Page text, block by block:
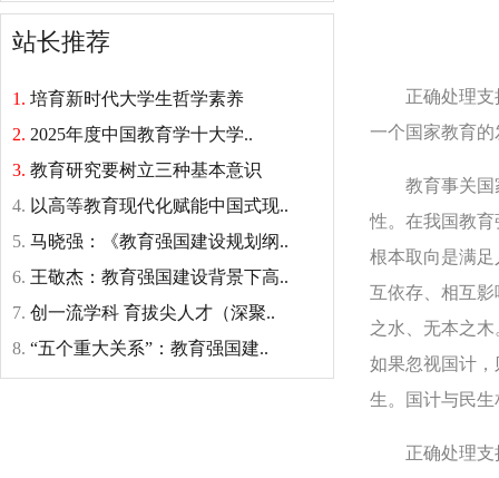
站长推荐
1. 培育新时代大学生哲学素养
2. 2025年度中国教育学十大学..
3. 教育研究要树立三种基本意识
4. 以高等教育现代化赋能中国式现..
5. 马晓强：《教育强国建设规划纲..
6. 王敬杰：教育强国建设背景下高..
7. 创一流学科 育拔尖人才（深聚..
8. “五个重大关系”：教育强国建..
正确处理支撑
一个国家教育
教育事关国家
性。在我国教
根本取向是满
互依存、相互
之水、无本之
如果忽视国计
生。国计与民
正确处理支撑